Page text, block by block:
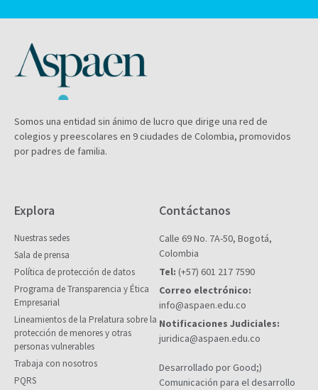
Somos una entidad sin ánimo de lucro que dirige una red de
colegios y preescolares en 9 ciudades de Colombia, promovidos
por padres de familia.
Explora
Nuestras sedes
Sala de prensa
Política de protección de datos
Programa de Transparencia y Ética
Empresarial
Lineamientos de la Prelatura sobre la
protección de menores y otras
personas vulnerables
Trabaja con nosotros
PQRS
Contáctanos
Calle 69 No. 7A-50, Bogotá,
Colombia
Tel: (+57) 601 217 7590
Correo electrónico:
info@aspaen.edu.co
Notificaciones Judiciales:
juridica@aspaen.edu.co
Desarrollado por Good;)
Comunicación para el desarrollo